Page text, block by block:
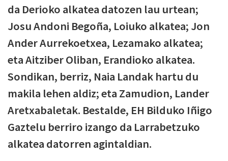
da Derioko alkatea datozen lau urtean;
Josu Andoni Begoña, Loiuko alkatea; Jon
Ander Aurrekoetxea, Lezamako alkatea;
eta Aitziber Oliban, Erandioko alkatea.
Sondikan, berriz, Naia Landak hartu du
makila lehen aldiz; eta Zamudion, Lander
Aretxabaletak. Bestalde, EH Bilduko Iñigo
Gaztelu berriro izango da Larrabetzuko
alkatea datorren agintaldian.